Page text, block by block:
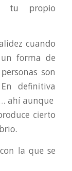
tu propio
cuando
forma de
son
definitiva
ahí aunque
cierto
la que se